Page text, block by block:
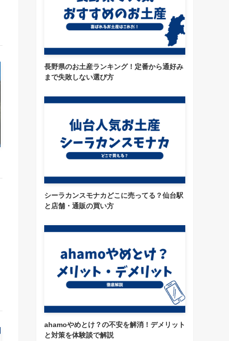
長野県のお土産ランキング！定番から通好み
まで失敗しない選び方
シーラカンスモナカどこに売ってる？仙台駅
と店舗・通販の買い方
ahamoやめとけ？の不安を解消！デメリット
と対策を体験談で解説